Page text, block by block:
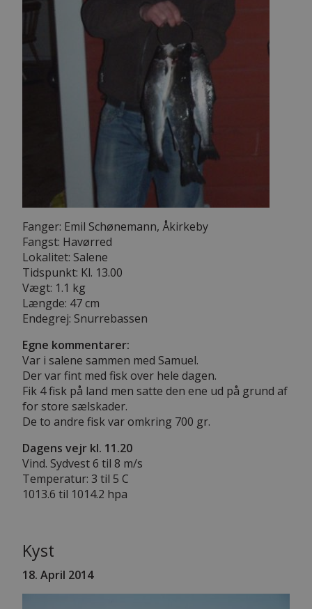
Fanger: Emil Schønemann, Åkirkeby
Fangst: Havørred
Lokalitet: Salene
Tidspunkt: Kl. 13.00
Vægt: 1.1 kg
Længde: 47 cm
Endegrej: Snurrebassen
Egne kommentarer:
Var i salene sammen med Samuel.
Der var fint med fisk over hele dagen.
Fik 4 fisk på land men satte den ene ud på grund af
for store sælskader.
De to andre fisk var omkring 700 gr.
Dagens vejr kl. 11.20
Vind. Sydvest 6 til 8 m/s
Temperatur: 3 til 5 C
1013.6 til 1014.2 hpa
Kyst
18. April 2014